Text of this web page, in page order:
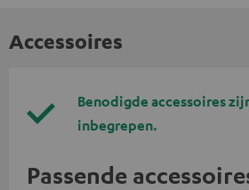
Accessoires
Benodigde accessoires
inbegrepen.
Passende